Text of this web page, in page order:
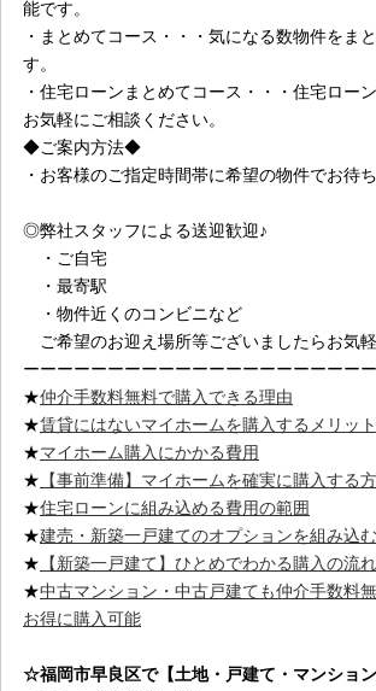
能です。
・まとめてコース・・・気になる数物件をま
す。
・住宅ローンまとめてコース・・・住宅ロー
お気軽にご相談ください。
◆ご案内方法◆
・お客様のご指定時間帯に希望の物件でお待
◎弊社スタッフによる送迎歓迎♪
・ご自宅
・最寄駅
・物件近くのコンビニなど
ご希望のお迎え場所等ございましたらお気軽
ーーーーーーーーーーーーーーーーーーーー
★仲介手数料無料で購入できる理由
★賃貸にはないマイホームを購入するメリット
★マイホーム購入にかかる費用
★ 【事前準備】マイホームを確実に購入する
★住宅ローンに組み込める費用の範囲
★建売・新築一戸建てのオプションを組み込
★ 【新築一戸建て】ひとめでわかる購入の流れ
★中古マンション・中古戸建ても仲介手数料
お得に購入可能
☆福岡市早良区で【土地・戸建て・マンショ